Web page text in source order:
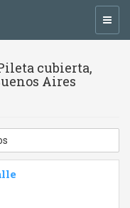
cubierta,
Aires